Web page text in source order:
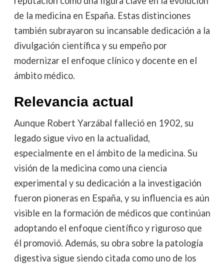
de la medicina en España. Estas distinciones
también subrayaron su incansable dedicación a la
divulgación científica y su empeño por
modernizar el enfoque clínico y docente en el
ámbito médico.
Relevancia actual
Aunque Robert Yarzábal falleció en 1902, su
legado sigue vivo en la actualidad,
especialmente en el ámbito de la medicina. Su
visión de la medicina como una ciencia
experimental y su dedicación a la investigación
fueron pioneras en España, y su influencia es aún
visible en la formación de médicos que continúan
adoptando el enfoque científico y riguroso que
él promovió. Además, su obra sobre la patología
digestiva sigue siendo citada como uno de los